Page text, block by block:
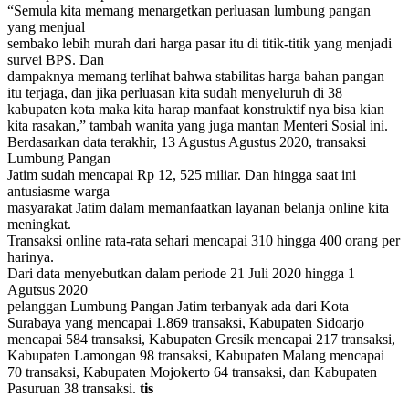
“Semula kita memang menargetkan perluasan lumbung pangan
yang menjual
sembako lebih murah dari harga pasar itu di titik-titik yang menjadi
survei BPS. Dan
dampaknya memang terlihat bahwa stabilitas harga bahan pangan
itu terjaga, dan jika perluasan kita sudah menyeluruh di 38
kabupaten kota maka kita harap manfaat konstruktif nya bisa kian
kita rasakan,” tambah wanita yang juga mantan Menteri Sosial ini.
Berdasarkan data terakhir, 13 Agustus Agustus 2020, transaksi
Lumbung Pangan
Jatim sudah mencapai Rp 12, 525 miliar. Dan hingga saat ini
antusiasme warga
masyarakat Jatim dalam memanfaatkan layanan belanja online kita
meningkat.
Transaksi online rata-rata sehari mencapai 310 hingga 400 orang per
harinya.
Dari data menyebutkan dalam periode 21 Juli 2020 hingga 1
Agutsus 2020
pelanggan Lumbung Pangan Jatim terbanyak ada dari Kota
Surabaya yang mencapai 1.869 transaksi, Kabupaten Sidoarjo
mencapai 584 transaksi, Kabupaten Gresik mencapai 217 transaksi,
Kabupaten Lamongan 98 transaksi, Kabupaten Malang mencapai
70 transaksi, Kabupaten Mojokerto 64 transaksi, dan Kabupaten
Pasuruan 38 transaksi. tis